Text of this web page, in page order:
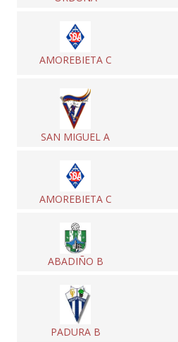
AMOREBIETA C
SAN MIGUEL A
AMOREBIETA C
ABADIÑO B
PADURA B